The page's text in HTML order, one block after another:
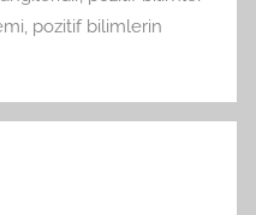
, pozitif bilimlerin